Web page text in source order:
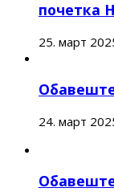
почетка
25. март
24. март